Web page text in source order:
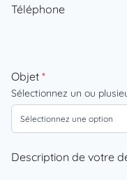
Téléphone
Objet *
Sélectionnez un ou
Description de votre